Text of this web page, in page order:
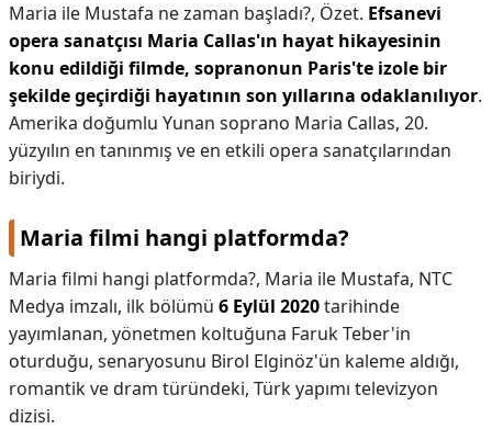
Maria ile Mustafa ne zaman başladı?, Özet. Efsanevi
opera sanatçısı Maria Callas'ın hayat hikayesinin
konu edildiği filmde, sopranonun Paris'te izole bir
şekilde geçirdiği hayatının son yıllarına odaklanılıyor.
Amerika doğumlu Yunan soprano Maria Callas, 20.
yüzyılın en tanınmış ve en etkili opera sanatçılarından
biriydi.
Maria filmi hangi platformda?
Maria filmi hangi platformda?, Maria ile Mustafa, NTC
Medya imzalı, ilk bölümü 6 Eylül 2020tarihinde
yayımlanan, yönetmen koltuğuna Faruk Teber'in
oturduğu, senaryosunu Birol Elginöz'ün kaleme aldığı,
romantik ve dram türündeki, Türk yapımı televizyon
dizisi.